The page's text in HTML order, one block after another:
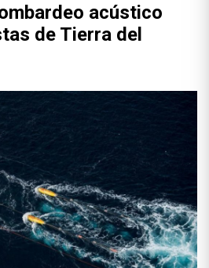
acústico
de Tierra del